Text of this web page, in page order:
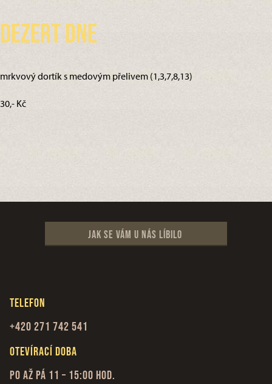
Dezert dne
mrkvový dortík s medovým přelivem (1,3,7,8,13)
30,- Kč
Jak se vám u nás líbilo
Telefon
+420 271 742 541
Otevírací doba
Po až Pá 11 – 15:00 hod.